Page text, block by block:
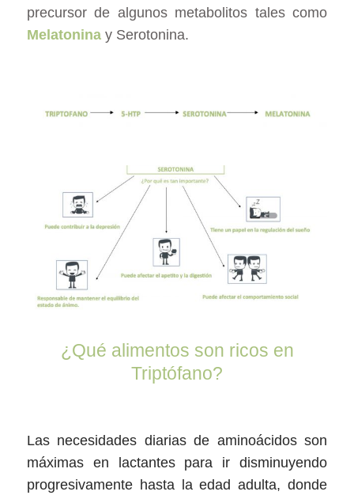
precursor de algunos metabolitos tales como
Melatoninay Serotonina.
¿Qué alimentos son ricos en
Triptófano?
Las necesidades diarias de aminoácidos son
máximas en lactantes para ir disminuyendo
progresivamente hasta la edad adulta, donde